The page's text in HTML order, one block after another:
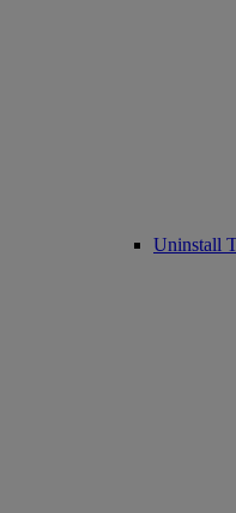
Uninstall